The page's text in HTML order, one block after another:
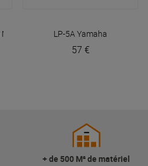
Nord LP-5AYamaha
57 €
+ de 500 M² de matériel